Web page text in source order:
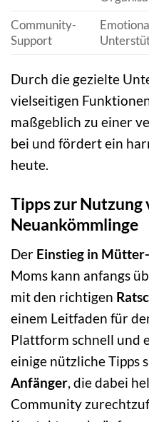
Community-
Support
Durch die gezielte
vielseitigen
maßgeblich zu einer
bei und fördert ein
heute.
Tipps zur Nutzung
Neuankömmlinge
Der Einstieg in
Moms kann anfangs
mit den richtigen
einem Leitfaden für
Plattform schnell und
einige nützliche Tipps
Anfänger, die dabei
Community